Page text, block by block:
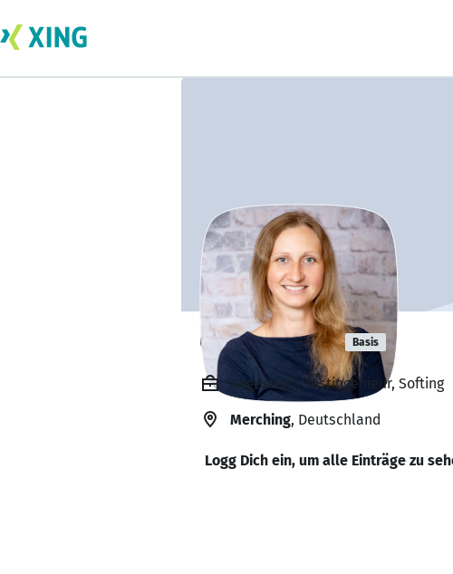
Olga Gerber Basis
Angestellt, Testingenieur, Softing
Merching, Deutschland
Logg Dich ein, um alle Einträge zu